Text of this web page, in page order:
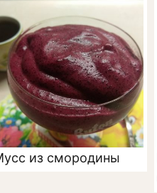
из смородины